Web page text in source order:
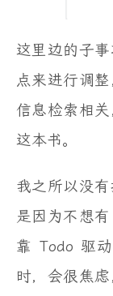
这里边的子
点来进行调
信息检索相
这本书。
我之所以没
是因为不想
靠 Todo 驱
时，会很焦